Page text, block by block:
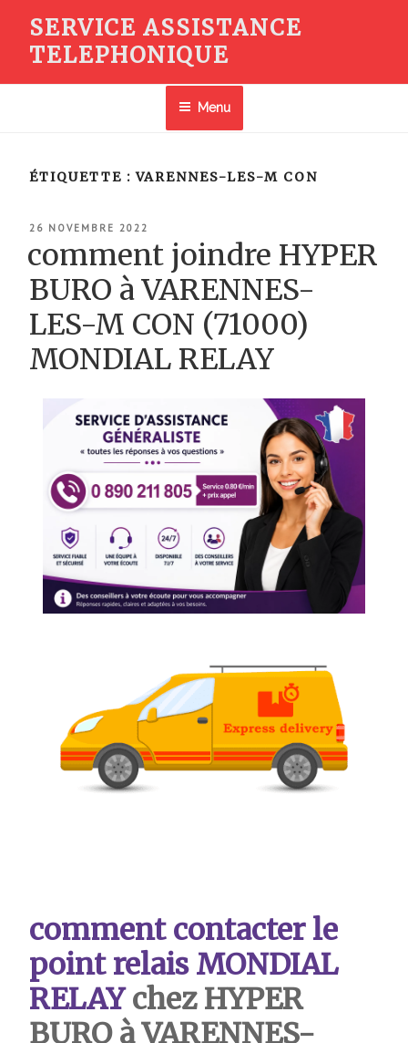
contenu
SERVICE ASSISTANCE
TELEPHONIQUE
Menu
ÉTIQUETTE :VARENNES-LES-M CON
PUBLIÉ
26 NOVEMBRE 2022
comment joindre HYPER
BURO à VARENNES-
LES-M CON (71000)
MONDIAL RELAY
comment contacter le
point relais MONDIAL
RELAYchez HYPER
BURO à VARENNES-